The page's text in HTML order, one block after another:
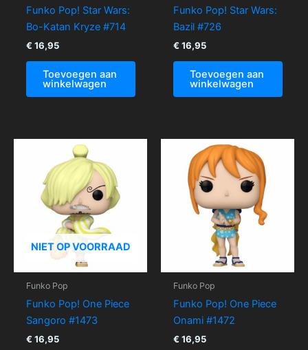
Funko Pop! Star Wars:
Bo-Katan Kryze #714
€ 16,95
Toevoegen aan
winkelwagen
Funko Pop! Star Wars:
Bazil #726
€ 16,95
Toevoegen aan
winkelwagen
NIET OP VOORRAAD
Funko Pop
Funko Pop! One Piece
Sangoro #1473
€ 16,95
Funko Pop
Funko Pop! One Piece
Onami #1472
€ 16,95